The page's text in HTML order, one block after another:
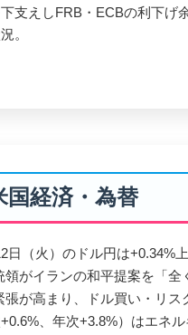
支えしFRB・ECBの利下げ
。
国経済・為替
日（火）のドル円は+0.34%
領がイランの和平提案を「全
張が高まり、ドル買い・リス
、年次+3.8%）はエネ